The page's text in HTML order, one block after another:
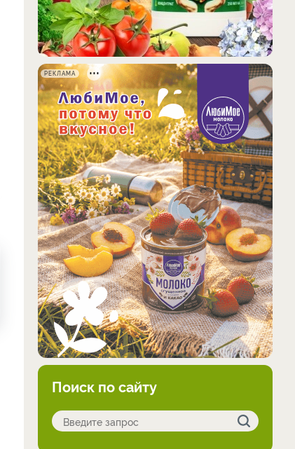
РЕКЛАМА
Поиск по сайту